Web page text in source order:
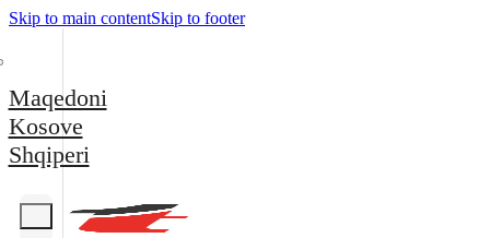
Skip to main contentSkip to footer
Maqedoni
Kosove
Shqiperi